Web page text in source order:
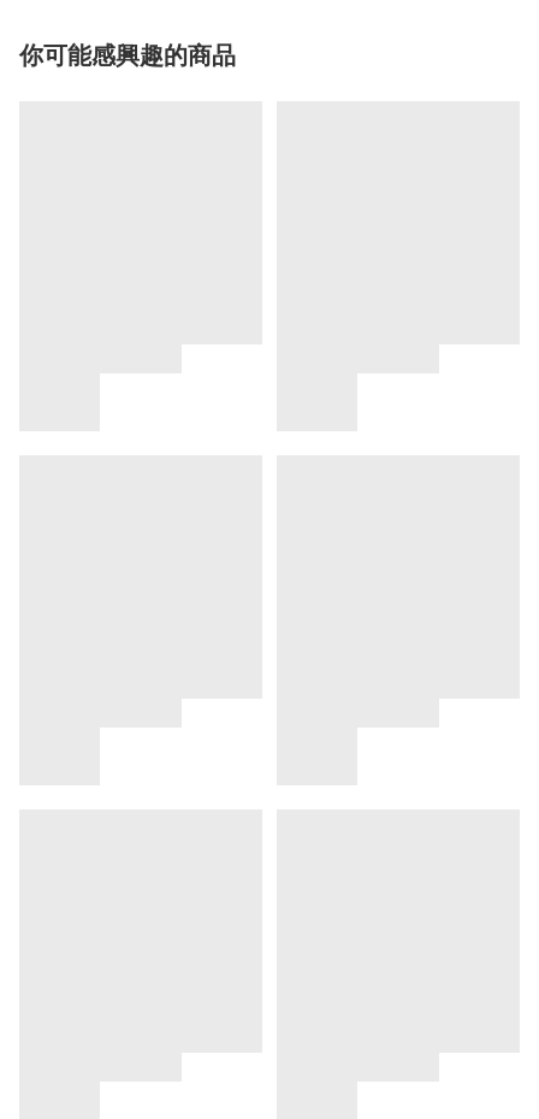
你可能感興趣的商品